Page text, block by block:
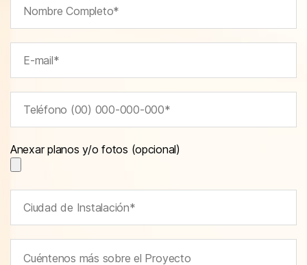
Anexar planos y/o fotos (opcional)